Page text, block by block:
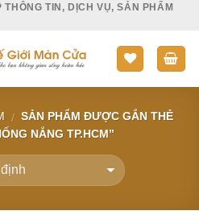
TIN, DỊCH VỤ, SẢN PHẨM
/ SẢN PHẨM ĐƯỢC GẮN THẺ
NẮNG TP.HCM”